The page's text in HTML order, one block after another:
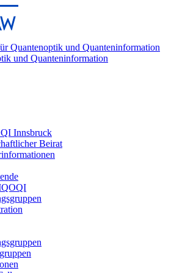
und Quanteninformation
Innsbruck
Beirat